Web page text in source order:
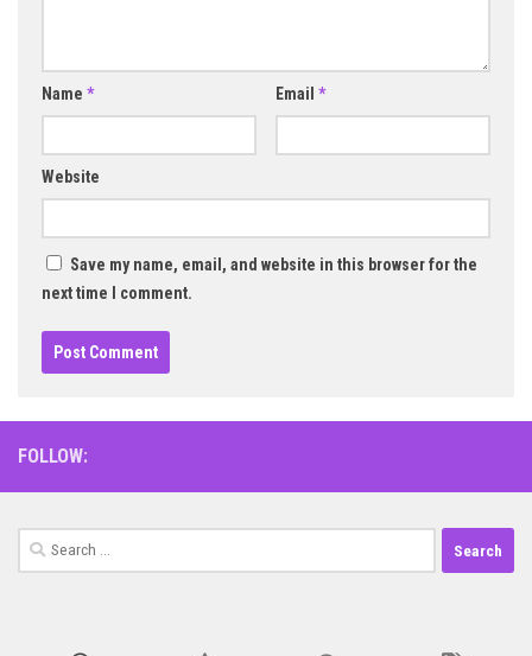
Name * Email *
Website
Save my name, email, and website in this browser for the
next time I comment.
FOLLOW:
Search
for: